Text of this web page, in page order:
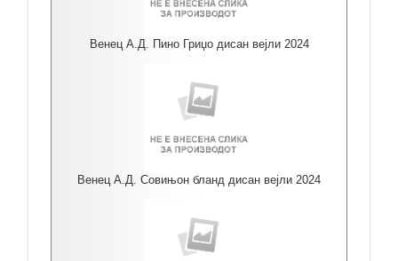
Венец А.Д. Пино Гриџо дисан вејли 2024
Венец А.Д. Совињон бланд дисан вејли 2024